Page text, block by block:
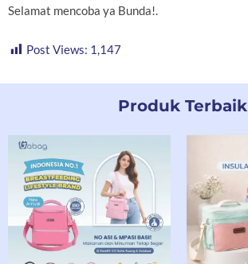
Selamat mencoba ya Bunda!.
Post Views: 1,147
Produk Terbaik